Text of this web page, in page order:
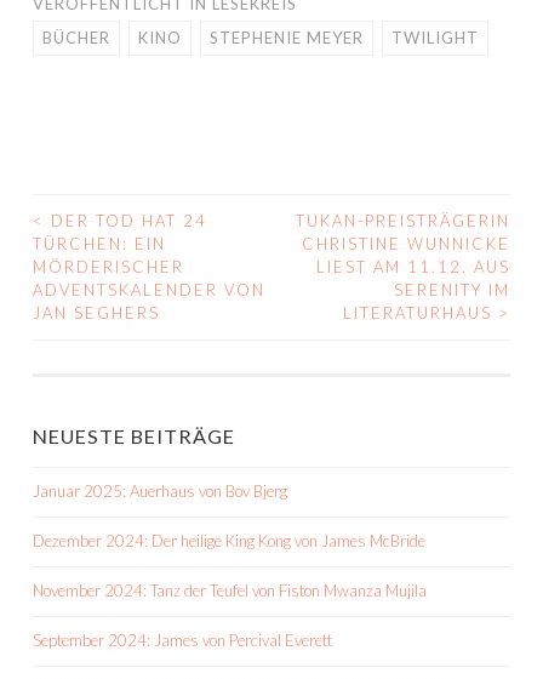
BÜCHER
KINO STEPHENIE MEYER TWILIGHT
BEITRAGS-
NAVIGATION
<
DER TOD HAT 24
TÜRCHEN: EIN
MÖRDERISCHER
ADVENTSKALENDER VON
JAN SEGHERS
TUKAN-PREISTRÄGERIN
CHRISTINE WUNNICKE
LIEST AM 11.12. AUS
SERENITY IM
LITERATURHAUS >
NEUESTE BEITRÄGE
Januar 2025: Auerhaus von Bov Bjerg
Dezember 2024: Der heilige King Kong von James McBride
November 2024: Tanz der Teufel von Fiston Mwanza Mujila
September 2024: James von Percival Everett